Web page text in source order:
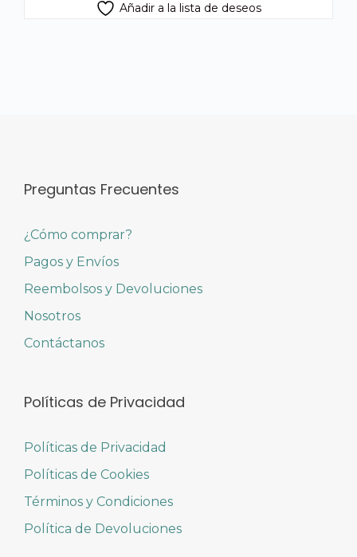
Añadir a la lista de deseos
Preguntas Frecuentes
¿Cómo comprar?
Pagos y Envíos
Reembolsos y Devoluciones
Nosotros
Contáctanos
Políticas de Privacidad
Políticas de Privacidad
Políticas de Cookies
Términos y Condiciones
Política de Devoluciones